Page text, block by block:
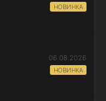
НОВИНКА
06.08.2026
НОВИНКА